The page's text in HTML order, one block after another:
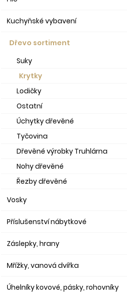
Kuchyňské vybavení
Dřevo sortiment
Suky
Krytky
Lodičky
Ostatní
Úchytky dřevěné
Tyčovina
Dřevěné výrobky Truhlárna
Nohy dřevěné
Řezby dřevěné
Vosky
Příslušenství nábytkové
Záslepky, hrany
Mřížky, vanová dvířka
Úhelníky kovové, pásky, rohovníky